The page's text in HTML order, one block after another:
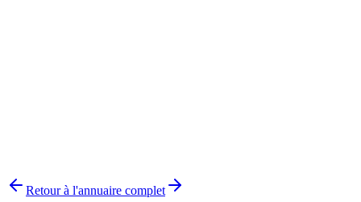
Pourquoi choisir un pâtissier indépendant ?
Retour à l'annuaire complet